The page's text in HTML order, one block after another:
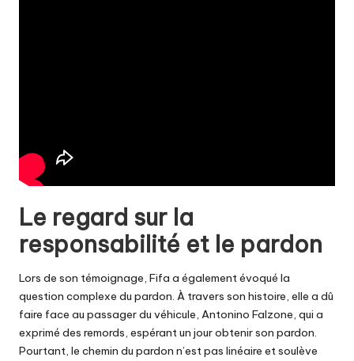
Le regard sur la
responsabilité et le pardon
Lors de son témoignage, Fifa a également évoqué la
question complexe du pardon. À travers son histoire, elle a dû
faire face au passager du véhicule, Antonino Falzone, qui a
exprimé des remords, espérant un jour obtenir son pardon.
Pourtant, le chemin du pardon n’est pas linéaire et soulève